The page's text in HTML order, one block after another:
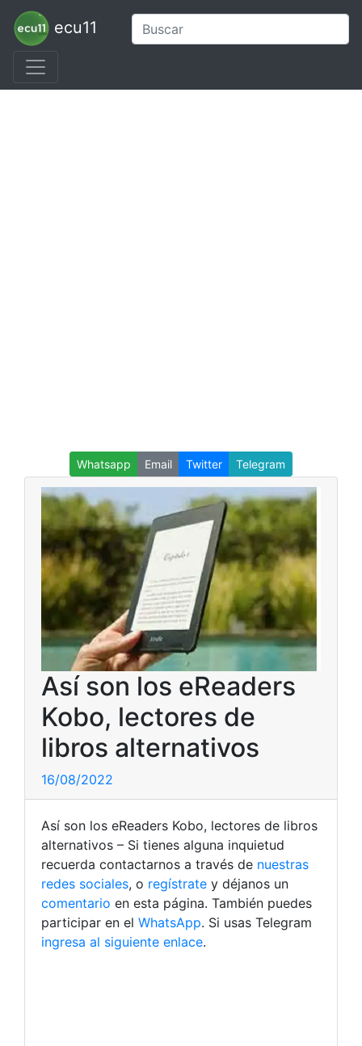
ecu11
Whatsapp Email Twitter Telegram
Así son los eReaders
Kobo, lectores de
libros alternativos
16/08/2022
Así son los eReaders Kobo, lectores de libros
alternativos – Si tienes alguna inquietud
recuerda contactarnos a través de nuestras
redes sociales, o regístrate y déjanos un
comentario en esta página. También puedes
participar en el WhatsApp. Si usas Telegram
ingresa al siguiente enlace.